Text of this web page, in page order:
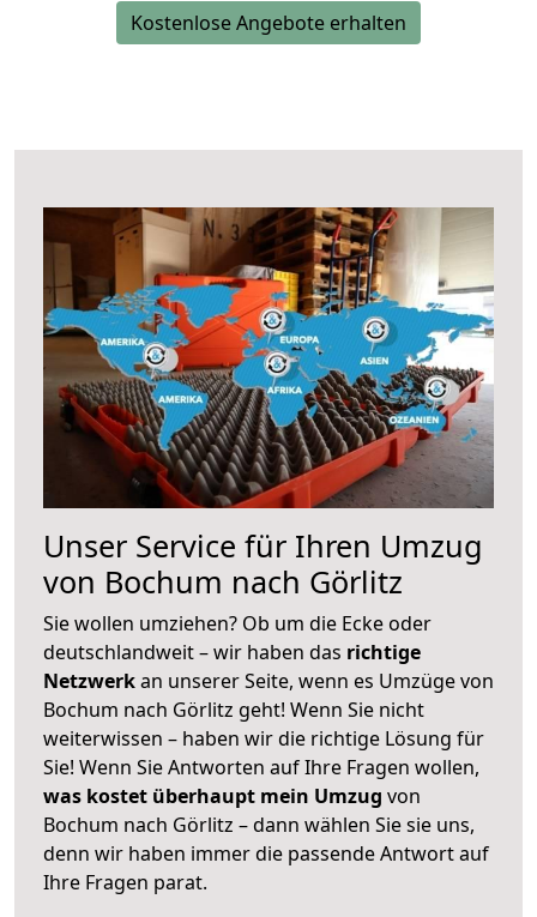
Kostenlose Angebote erhalten
Unser Service für Ihren Umzug
von Bochum nach Görlitz
Sie wollen umziehen? Ob um die Ecke oder
deutschlandweit – wir haben das richtige
Netzwerkan unserer Seite, wenn es Umzüge von
Bochum nach Görlitz geht! Wenn Sie nicht
weiterwissen – haben wir die richtige Lösung für
Sie! Wenn Sie Antworten auf Ihre Fragen wollen,
was kostet überhaupt mein Umzug von
Bochum nach Görlitz – dann wählen Sie sie uns,
denn wir haben immer die passende Antwort auf
Ihre Fragen parat.